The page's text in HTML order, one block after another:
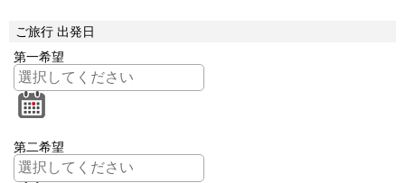
ご旅行 出発日
第一希望
第二希望